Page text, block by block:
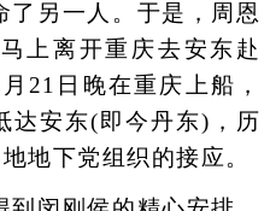
了另一人。于是，周恩
上离开重庆去安东赴
21日晚在重庆上船，
达安东(即今丹东)，历
地下党组织的接应。